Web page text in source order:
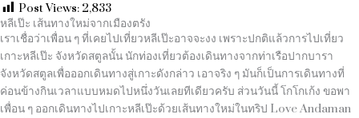
Post Views: 2,833
หลีเป๊ะ เส้นทางใหม่จากเมืองตรัง
เราเชื่อว่าเพื่อน ๆ ที่เคยไปเที่ยวหลีเป๊ะอาจจะงง เพราะปกติแล้วการไปเที่ยว
เกาะหลีเป๊ะ จังหวัดสตูลนั้น นักท่องเที่ยวต้องเดินทางจากท่าเรือปากบารา
จังหวัดสตูลเพื่อออกเดินทางสู่เกาะดังกล่าว เอาจริง ๆ มันก็เป็นการเดินทางที่
ค่อนข้างกินเวลาแบบหมดไปหนึ่งวันเลยทีเดียวครับ ส่วนวันนี้ โกโกเก้ง ขอพา
เพื่อน ๆ ออกเดินทางไปเกาะหลีเป๊ะด้วยเส้นทางใหม่ในทริป Love Andaman